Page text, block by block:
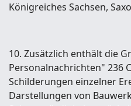
Königreiches Sachsen,
10. Zusätzlich enthält die
Personalnachrichten" 236
Schilderungen einzelner
Darstellungen von